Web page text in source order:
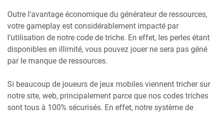
Outre l'avantage économique du générateur de ressources,
votre gameplay est considérablement impacté par
l’utilisation de notre code de triche. En effet, les perles étant
disponibles en illimité, vous pouvez jouer ne sera pas gêné
par le manque de ressources.
Si beaucoup de joueurs de jeux mobiles viennent tricher sur
notre site, web, principalement parce que nos codes triches
sont tous à 100% sécurisés. En effet, notre système de